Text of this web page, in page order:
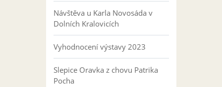
Návštěva u Karla Novosáda v
Dolních Kralovicích
Vyhodnocení výstavy 2023
Slepice Oravka z chovu Patrika
Pocha